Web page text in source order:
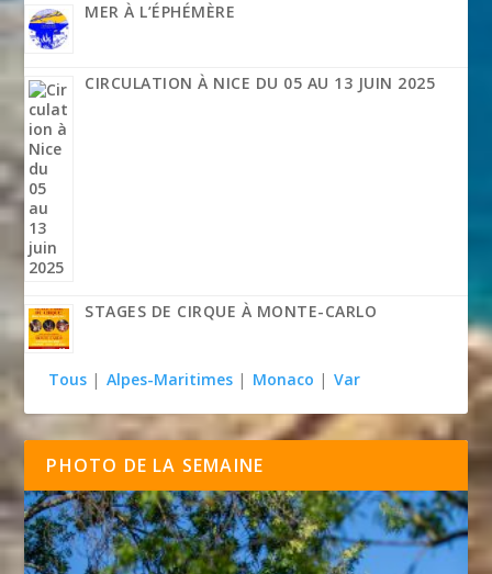
MER À L’ÉPHÉMÈRE
CIRCULATION À NICE DU 05 AU 13 JUIN 2025
STAGES DE CIRQUE À MONTE-CARLO
Tous | Alpes-Maritimes | Monaco | Var
PHOTO DE LA SEMAINE